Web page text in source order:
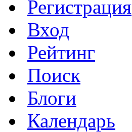
Регистрация
Вход
Рейтинг
Поиск
Блоги
Календарь